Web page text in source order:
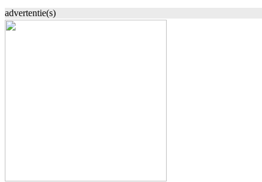
advertentie(s)